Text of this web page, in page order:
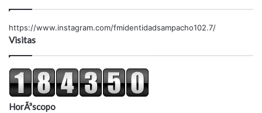
https://www.instagram.com/fmidentidadsampacho102.7/
Visitas
HorÃ³scopo